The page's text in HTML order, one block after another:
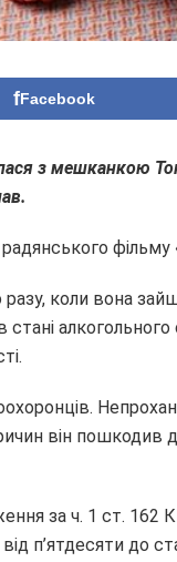
Facebook
з мешканкою
фільму
коли вона
алкогольного
він пошкодив
за ч. 1 ст.
п’ятдесяти до